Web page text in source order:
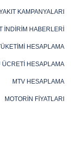
KAMPANYALARI
İNDIRIM HABERLERI
HESAPLAMA
ÜCRETI HESAPLAMA
MTV HESAPLAMA
MOTORIN FIYATLARI